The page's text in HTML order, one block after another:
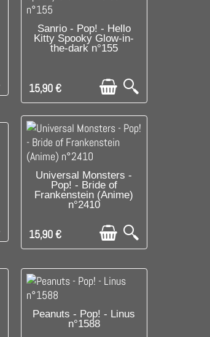
DISPONIBLE
Sanrio - Pop! - Hello
Kitty Spooky Glow-in-
the-dark n°155
15,90 €
DISPONIBLE
Universal Monsters -
Pop! - Bride of
Frankenstein (Anime)
n°2410
15,90 €
C'EST LE DERNIER !
Peanuts - Pop! - Linus
n°1588